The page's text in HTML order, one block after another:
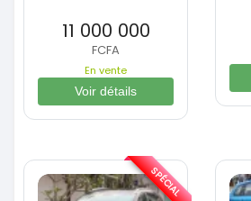
11 000 000
FCFA
En vente
Voir détails
SPÉCIAL